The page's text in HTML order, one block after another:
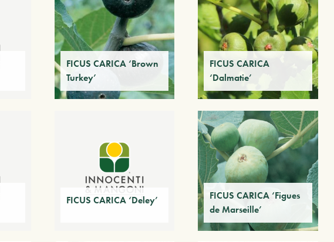
FICUS CARICA ‘Brown
Turkey’
FICUS CARICA
‘Dalmatie’
FICUS CARICA ‘Deley’
FICUS CARICA ‘Figues
de Marseille’